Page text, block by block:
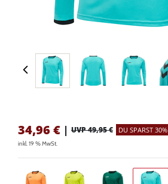
34,96 € | UVP 49,95 € DU SPARST 30%
inkl. 19 % MwSt.